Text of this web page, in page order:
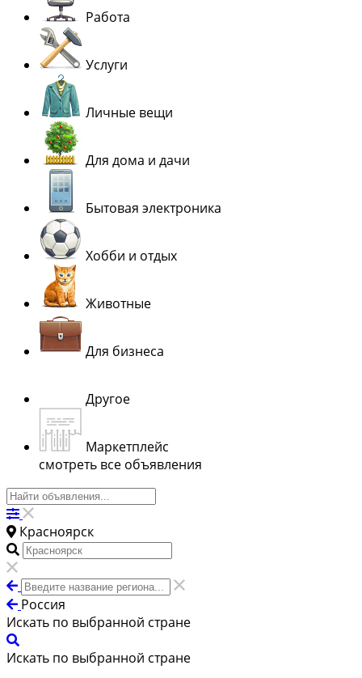
Работа
Услуги
Личные вещи
Для дома и дачи
Бытовая электроника
Хобби и отдых
Животные
Для бизнеса
Другое
Маркетплейс
смотреть все объявления
Красноярск
Россия
Искать по выбранной стране
Искать по выбранной стране